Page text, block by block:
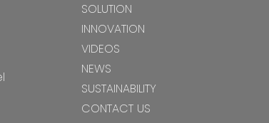
SOLUTION
INNOVATION
VIDEOS
NEWS
SUSTAINABILITY
CONTACT US